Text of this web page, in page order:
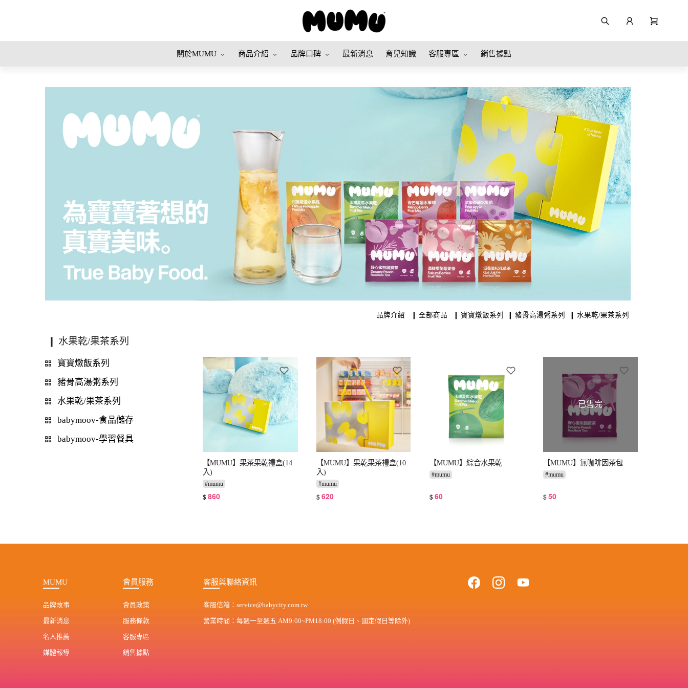
關於MUMU 商品介紹 品牌口碑 最新消息 育兒知識 客服專區 銷售據點
品牌介紹 全部商品 寶寶燉飯系列 豬骨高湯粥系列 水果乾/果茶系列
❙ 水果乾/果茶系列
寶寶燉飯系列
豬骨高湯粥系列
水果乾/果茶系列
babymoov-食品儲存
babymoov-學習餐具
【MUMU】果茶果乾禮盒(14
入)
#mumu
$860
【MUMU】果乾果茶禮盒(10
入)
#mumu
$ 620
【MUMU】綜合水果乾
#mumu
$60
已售完
【MUMU】無咖啡因茶包
#mumu
$ 50
MUMU
品牌故事
最新消息
名人推薦
媒體報導
會員服務
會員政策
服務條款
客服專區
銷售據點
客服與聯絡資訊
客服信箱： service@babycity.com.tw
營業時間： 每週一至週五 AM9:00~PM18:00 (例假日、國定假日等除外)